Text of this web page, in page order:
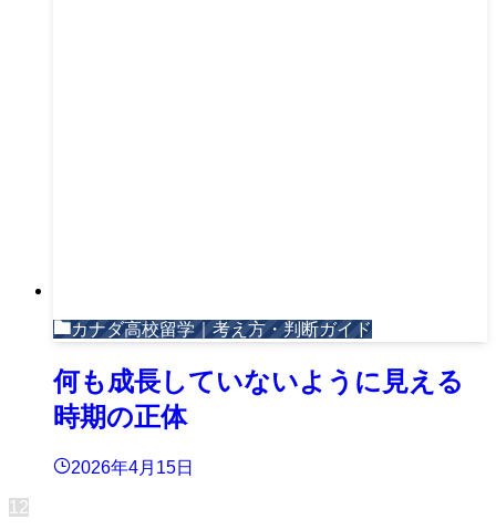
カナダ高校留学｜考え方・判断ガイド
何も成長していないように見える
時期の正体
2026年4月15日
1 2